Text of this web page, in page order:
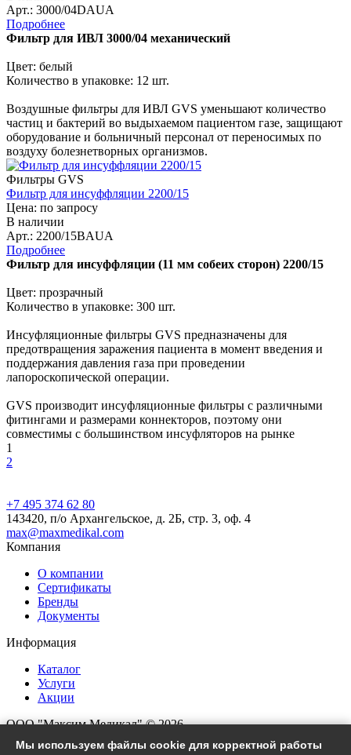
Арт.: 3000/04DAUA
Подробнее
Фильтр для ИВЛ 3000/04 механический
Цвет: белый
Количество в упаковке: 12 шт.
Воздушные фильтры для ИВЛ GVS уменьшают количество
частиц и бактерий во выдыхаемом пациентом газе, защищают
оборудование и больничный персонал от переносимых по
воздуху болезнетворных организмов.
Фильтры GVS
Фильтр для инсуффляции 2200/15
Цена: по запросу
В наличии
Арт.: 2200/15BAUA
Подробнее
Фильтр для инсуффляции (11 мм собеих сторон) 2200/15
Цвет: прозрачный
Количество в упаковке: 300 шт.
Инсуфляционные фильтры GVS предназначены для
предотвращения заражения пациента в момент введения и
поддержания давления газа при проведении
лапороскопической операции.
GVS производит инсуфляционные фильтры с различными
фитингами и размерами коннекторов, поэтому они
совместимы с большинством инсуфляторов на рынке
1
2
+7 495 374 62 80
143420, п/о Архангельское, д. 2Б, стр. 3, оф. 4
max@maxmedikal.com
Компания
О компании
Сертификаты
Бренды
Документы
Информация
Каталог
Услуги
Акции
ООО "Максим Медикал" © 2026
Все права защищены
Мы используем файлы cookie для корректной работы